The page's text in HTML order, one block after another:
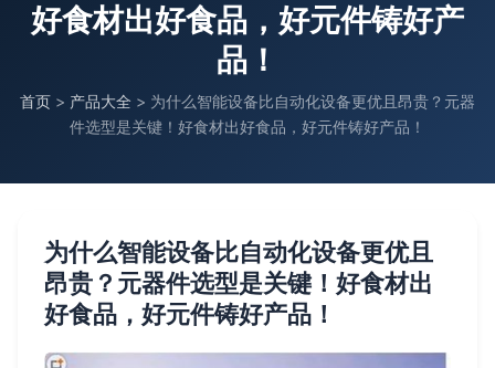
好食材出好食品，好元件铸好产
品！
首页 > 产品大全 > 为什么智能设备比自动化设备更优且昂贵？元器
件选型是关键！好食材出好食品，好元件铸好产品！
为什么智能设备比自动化设备更优且
昂贵？元器件选型是关键！好食材出
好食品，好元件铸好产品！